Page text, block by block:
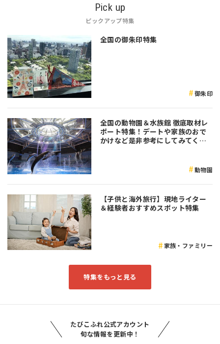
Pick up
ピックアップ特集
全国の御朱印特集
御朱印
全国の動物園＆水族館 徹底取材レ
ポート特集！デートや家族のおで
かけなど是非参考にしてみてくだ
動物園
【子供と海外旅行】現地ライター
＆経験者おすすめスポット特集
家族・ファミリー
特集をもっと見る
たびこふれ公式アカウント
旬な情報を更新中！